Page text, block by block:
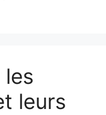
les
leurs